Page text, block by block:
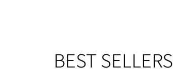
BEST SELLERS